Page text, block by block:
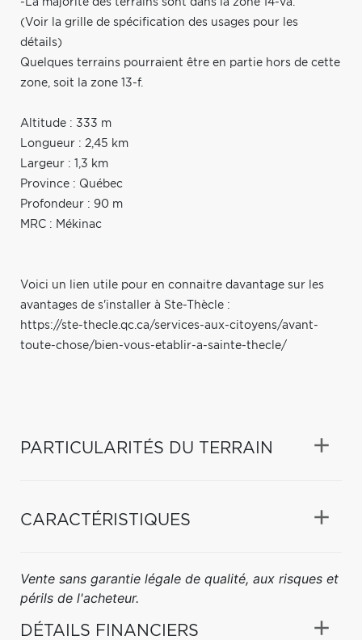
-La majorité des terrains sont dans la zone 14-va.
(Voir la grille de spécification des usages pour les
détails)
Quelques terrains pourraient être en partie hors de cette
zone, soit la zone 13-f.
Altitude : 333 m
Longueur : 2,45 km
Largeur : 1,3 km
Province : Québec
Profondeur : 90 m
MRC : Mékinac
Voici un lien utile pour en connaitre davantage sur les
avantages de s'installer à Ste-Thècle :
https://ste-thecle.qc.ca/services-aux-citoyens/avant-
toute-chose/bien-vous-etablir-a-sainte-thecle/
PARTICULARITÉS DU TERRAIN
CARACTÉRISTIQUES
Vente sans garantie légale de qualité, aux risques et
périls de l'acheteur.
DÉTAILS FINANCIERS